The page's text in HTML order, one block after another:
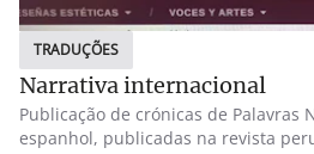
TRADUÇÕES
Narrativa internacional
Publicação de crónicas de Palavras
espanhol, publicadas na revista